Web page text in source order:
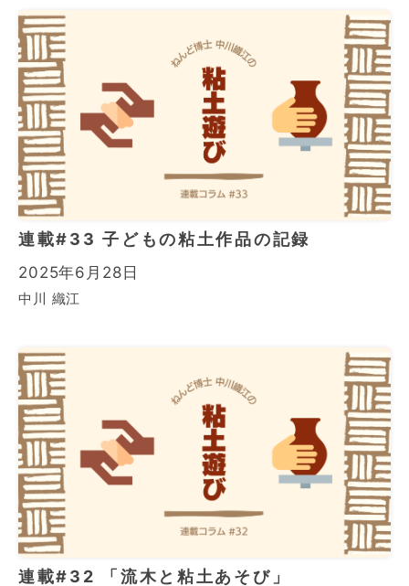
連載#33 子どもの粘土作品の記録
2025年6月28日
中川 織江
連載#32 「流木と粘土あそび」